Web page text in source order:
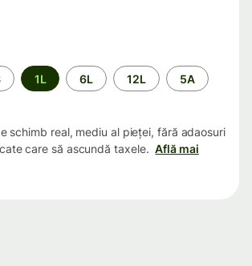
1L 6L 12L 5A
schimb real, mediu al pieței, fără adaosuri
care să ascundă taxele. Află mai